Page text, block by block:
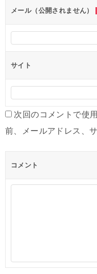
ンメール（公開されません）
サイト
次回のコメントで使
前、メールアドレス、
コメント